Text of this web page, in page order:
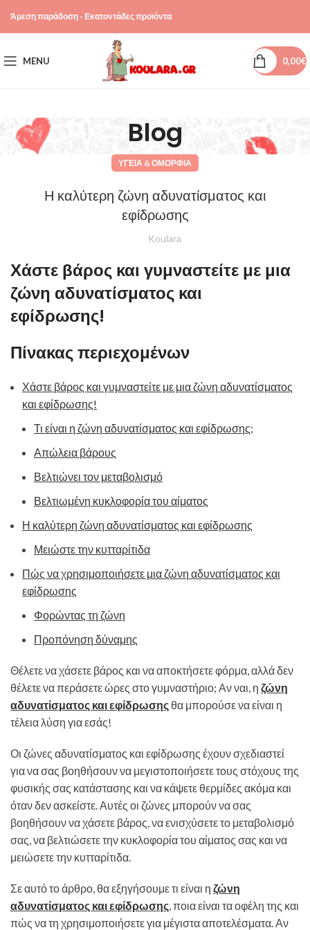
Άμεση παράδοση - Εκατοντάδες προϊόντα
MENU 0,00€
Blog
ΥΓΕΊΑ & ΟΜΟΡΦΙΆ
Η καλύτερη ζώνη αδυνατίσματος και
εφίδρωσης
Koulara
Χάστε βάρος και γυμναστείτε με μια
ζώνη αδυνατίσματος και
εφίδρωσης!
Πίνακας περιεχομένων
Χάστε βάρος και γυμναστείτε με μια ζώνη αδυνατίσματος
και εφίδρωσης!
Τι είναι η ζώνη αδυνατίσματος και εφίδρωσης;
Απώλεια βάρους
Βελτιώνει τον μεταβολισμό
Βελτιωμένη κυκλοφορία του αίματος
Η καλύτερη ζώνη αδυνατίσματος και εφίδρωσης
Μειώστε την κυτταρίτιδα
Πώς να χρησιμοποιήσετε μια ζώνη αδυνατίσματος και
εφίδρωσης
Φορώντας τη ζώνη
Προπόνηση δύναμης
Θέλετε να χάσετε βάρος και να αποκτήσετε φόρμα, αλλά δεν
θέλετε να περάσετε ώρες στο γυμναστήριο; Αν ναι, η ζώνη
αδυνατίσματος και εφίδρωσηςθα μπορούσε να είναι η
τέλεια λύση για εσάς!
Οι ζώνες αδυνατίσματος και εφίδρωσης έχουν σχεδιαστεί
για να σας βοηθήσουν να μεγιστοποιήσετε τους στόχους της
φυσικής σας κατάστασης και να κάψετε θερμίδες ακόμα και
όταν δεν ασκείστε. Αυτές οι ζώνες μπορούν να σας
βοηθήσουν να χάσετε βάρος, να ενισχύσετε το μεταβολισμό
σας, να βελτιώσετε την κυκλοφορία του αίματος σας και να
μειώσετε την κυτταρίτιδα.
Σε αυτό το άρθρο, θα εξηγήσουμε τι είναι η ζώνη
αδυνατίσματος και εφίδρωσης, ποια είναι τα οφέλη της και
πώς να τη χρησιμοποιήσετε για μέγιστα αποτελέσματα. Αν